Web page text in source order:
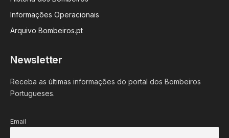
Informações Operacionais
Arquivo Bombeiros.pt
Newsletter
Receba as últimas informações do portal dos Bombeiros
Portugueses.
Email